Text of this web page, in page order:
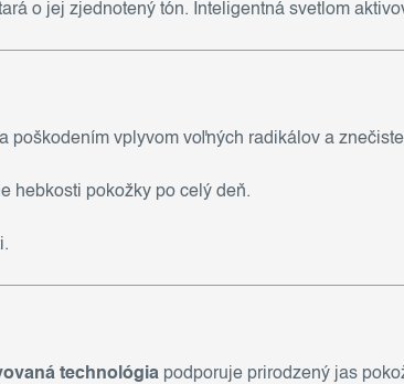
o jej zjednotený tón. Inteligentná svetlom
poškodením vplyvom voľných radikálov a
hebkosti pokožky po celý deň.
technológia podporuje prirodzený jas